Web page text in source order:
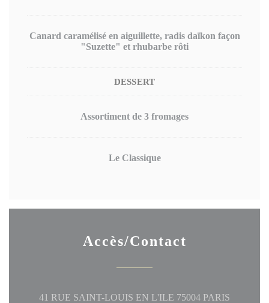
Canard caramélisé en aiguillette, radis daïkon façon
"Suzette" et rhubarbe rôti
DESSERT
Assortiment de 3 fromages
Le Classique
Accès/Contact
41 RUE SAINT-LOUIS EN L'ILE 75004 PARIS